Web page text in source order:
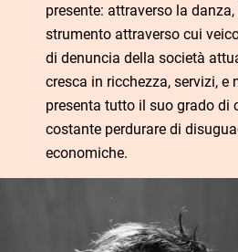
presente: attraverso la
strumento attraverso cui
di denuncia della società
cresca in ricchezza, servizi, e
presenta tutto il suo grado di
costante perdurare di
economiche.